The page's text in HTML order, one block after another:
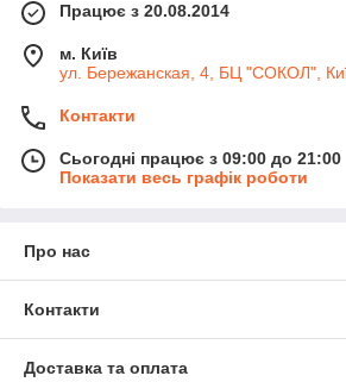
Працює з 20.08.2014
м. Київ
ул. Бережанская, 4, БЦ "СОКОЛ",
Контакти
Сьогодні працює з 09:00 до 21:00
Показати весь графік роботи
Про нас
Контакти
Доставка та оплата